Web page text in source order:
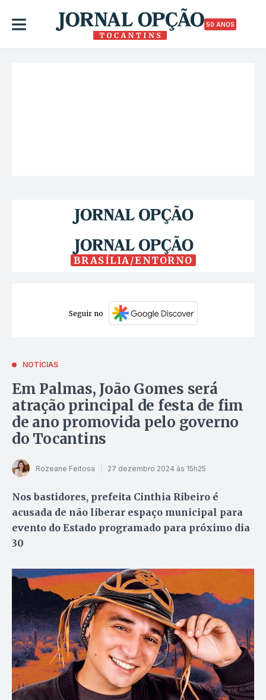
50 ANOS
BRASÍLIA/ENTORNO
Seguir no
NOTÍCIAS
Em Palmas, João Gomes será
atração principal de festa de fim
de ano promovida pelo governo
do Tocantins
Rozeane Feitosa 27 dezembro 2024 às 15h25
Nos bastidores, prefeita Cinthia Ribeiro é
acusada de não liberar espaço municipal para
evento do Estado programado para próximo dia
30